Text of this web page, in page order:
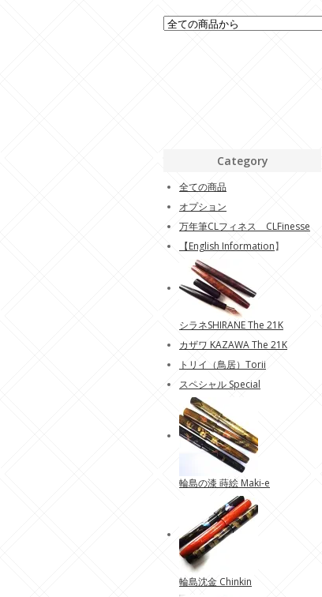
Category
全ての商品
オプション
万年筆CLフィネス CLFinesse
【English Information】
シラネSHIRANE The 21K
カザワ KAZAWA The 21K
トリイ（鳥居）Torii
スペシャル Special
輪島の漆 蒔絵 Maki-e
輪島沈金 Chinkin